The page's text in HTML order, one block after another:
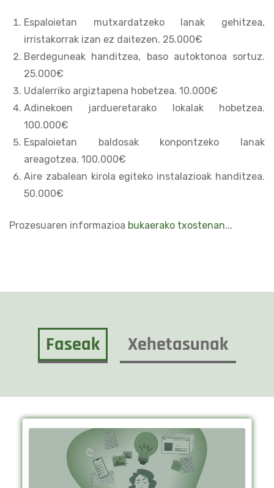
Espaloietan mutxardatzeko lanak gehitzea,
irristakorrak izan ez daitezen. 25.000€
Berdeguneak handitzea, baso autoktonoa sortuz.
25.000€
Udalerriko argiztapena hobetzea. 10.000€
Adinekoen jardueretarako lokalak hobetzea.
100.000€
Espaloietan baldosak konpontzeko lanak
areagotzea. 100.000€
Aire zabalean kirola egiteko instalazioak handitzea.
50.000€
Prozesuaren informazioa bukaerako txostenan...
Faseak Xehetasunak